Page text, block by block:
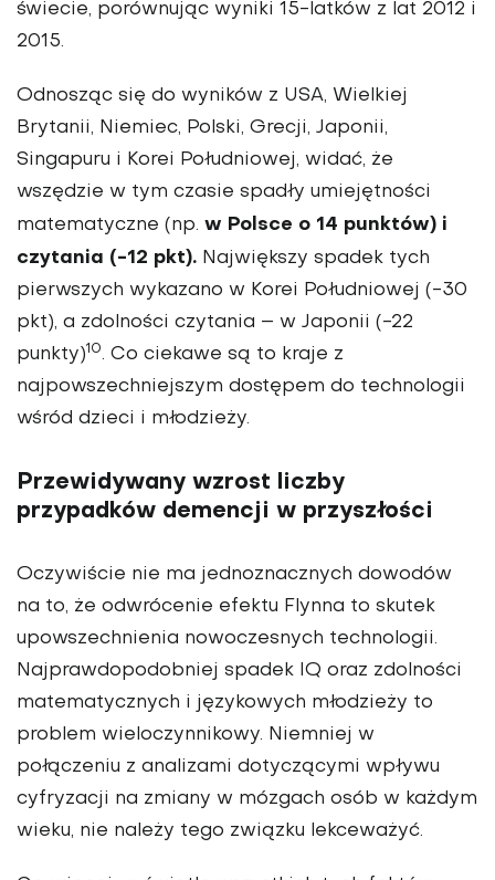
świecie, porównu­jąc wyniki 15-latków z lat 2012 i
2015.
Odnosząc się do wyników z USA, Wielkiej
Brytanii, Niemiec, Polski, Gre­cji, Japonii,
Singapuru i Korei Południo­wej, widać, że
wszędzie w tym czasie spadły umiejętności
matematyczne (np. w Polsce o 14 punktów) i
czytania (-12 pkt). Największy spadek tych
pierw­szych wykazano w Korei Południowej (-30
pkt), a zdolności czytania – w Ja­ponii (-22
punkty)10. Co ciekawe są to kraje z
najpowszechniejszym dostępem do technologii
wśród dzieci i młodzieży.
Przewidywany wzrost liczby
przypadków demencji w przyszłości
Oczywiście nie ma jednoznacznych dowodów
na to, że odwrócenie efek­tu Flynna to skutek
upowszechnienia nowoczesnych technologii.
Najpraw­dopodobniej spadek IQ oraz zdolności
matematycznych i językowych mło­dzieży to
problem wieloczynnikowy. Niemniej w
połączeniu z analizami dotyczącymi wpływu
cyfryzacji na zmia­ny w mózgach osób w każdym
wieku, nie należy tego związku lekceważyć.